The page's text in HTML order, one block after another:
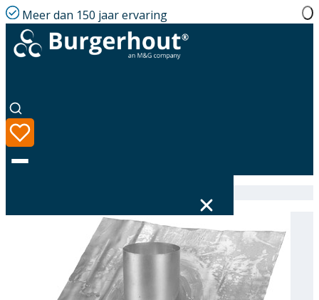
Meer dan 150 jaar ervaring
Assortiment